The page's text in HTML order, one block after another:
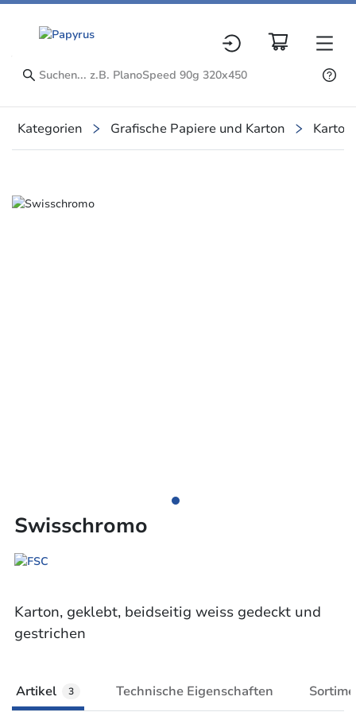
Kategorien Grafische Papiere und Karton Karton
Slide 1 of 1
Swisschromo
Karton, geklebt, beidseitig weiss gedeckt und
gestrichen
Artikel 3 Technische Eigenschaften